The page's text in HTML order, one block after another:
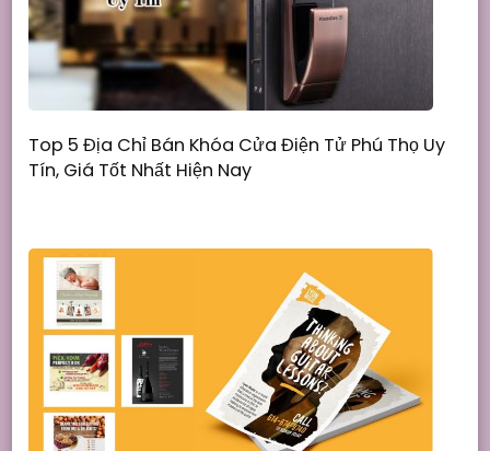
Top 5 Địa Chỉ Bán Khóa Cửa Điện Tử Phú Thọ Uy
Tín, Giá Tốt Nhất Hiện Nay